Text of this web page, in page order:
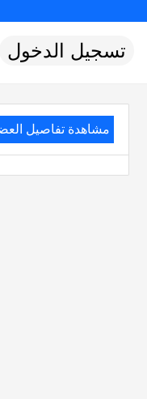
تسجيل الدخول
مشاهدة تفاصيل